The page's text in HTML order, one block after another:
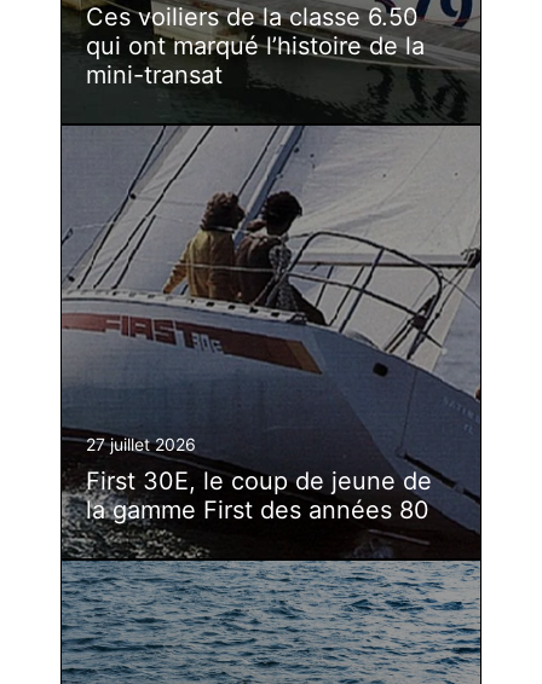
Ces voiliers de la classe 6.50
qui ont marqué l’histoire de la
mini-transat
27 juillet 2026
First 30E, le coup de jeune de
la gamme First des années 80